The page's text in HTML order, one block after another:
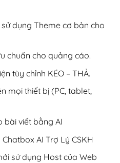
dụng Theme cơ bản cho
chuẩn cho quảng cáo.
tùy chỉnh KÉO – THẢ.
mọi thiết bị (PC, tablet,
bài viết bằng AI
AI Trợ Lý CSKH
sử dụng Host của Web